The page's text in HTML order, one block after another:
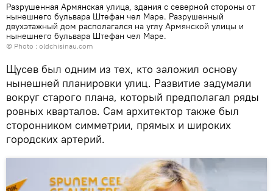
Разрушенная Армянская улица, здания с северной стороны от
нынешнего бульвара Штефан чел Маре. Разрушенный
двухэтажный дом располагался на углу Армянской улицы и
нынешнего бульвара Штефан чел Маре.
© Photo : oldchisinau.com
Щусев был одним из тех, кто заложил основу
нынешней планировки улиц. Развитие задумали
вокруг старого плана, который предполагал ряды
ровных кварталов. Сам архитектор также был
сторонником симметрии, прямых и широких
городских артерий.